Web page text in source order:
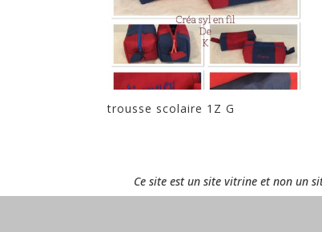
trousse scolaire 1Z G
Ce site est un site vitrine et non un